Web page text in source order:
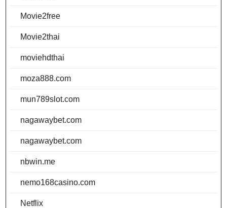
Movie2free
Movie2thai
moviehdthai
moza888.com
mun789slot.com
nagawaybet.com
nagawaybet.com
nbwin.me
nemo168casino.com
Netflix